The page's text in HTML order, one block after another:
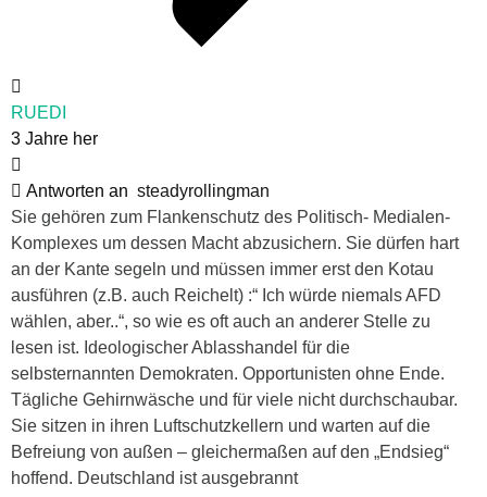
RUEDI
3 Jahre her
Antworten an steadyrollingman
Sie gehören zum Flankenschutz des Politisch- Medialen-
Komplexes um dessen Macht abzusichern. Sie dürfen hart
an der Kante segeln und müssen immer erst den Kotau
ausführen (z.B. auch Reichelt) :“ Ich würde niemals AFD
wählen, aber..“, so wie es oft auch an anderer Stelle zu
lesen ist. Ideologischer Ablasshandel für die
selbsternannten Demokraten. Opportunisten ohne Ende.
Tägliche Gehirnwäsche und für viele nicht durchschaubar.
Sie sitzen in ihren Luftschutzkellern und warten auf die
Befreiung von außen – gleichermaßen auf den „Endsieg“
hoffend. Deutschland ist ausgebrannt